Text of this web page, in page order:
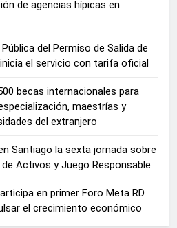
de agencias hípicas en
del Permiso de Salida de
el servicio con tarifa oficial
becas internacionales para
maestrías y
del extranjero
Santiago la sexta jornada sobre
Activos y Juego Responsable
en primer Foro Meta RD
el crecimiento económico